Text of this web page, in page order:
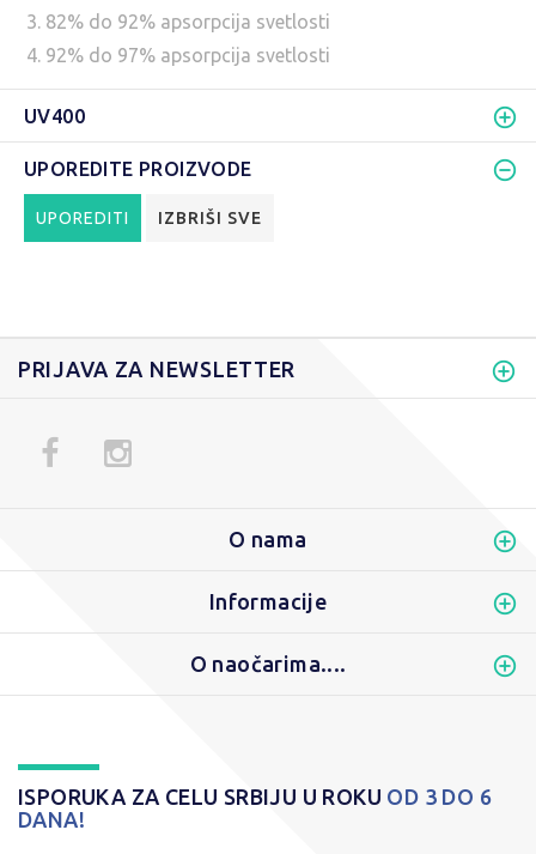
3. 82% do 92% apsorpcija svetlosti
4. 92% do 97% apsorpcija svetlosti
UV400
UPOREDITE PROIZVODE
UPOREDITI IZBRIŠI SVE
PRIJAVA ZA NEWSLETTER
O nama
Informacije
O naočarima....
ISPORUKA ZA CELU SRBIJU U ROKU OD 3 DO 6
DANA!